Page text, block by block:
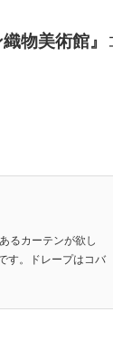
織物美術館』
るカーテンが欲し
す。ドレープはコバ